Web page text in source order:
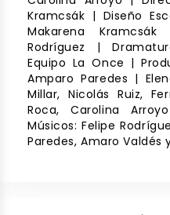
Kramcsák | Diseño
Makarena
Rodríguez |
Equipo La Once |
Amparo Paredes |
Millar, Nicolás Ruiz,
Roca, Carolina
Músicos: Felipe
Paredes, Amaro Valdés